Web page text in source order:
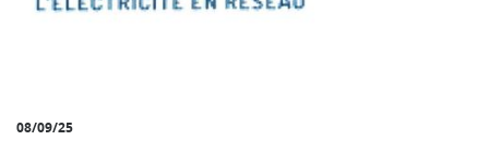
08/09/25